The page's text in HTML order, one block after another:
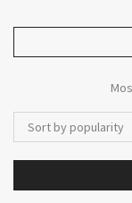
Sort by popularity